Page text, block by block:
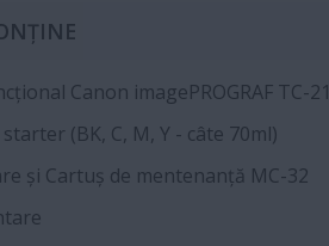
Canon imagePROGRAF TC-
(BK, C, M, Y - câte 70ml)
și Cartuș de mentenanță MC-32